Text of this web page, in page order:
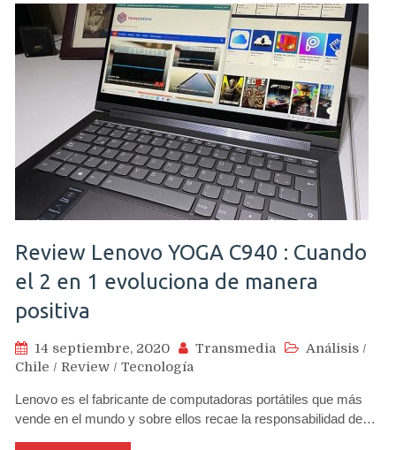
Review Lenovo YOGA C940 : Cuando
el 2 en 1 evoluciona de manera
positiva
14 septiembre, 2020 Transmedia Análisis /
Chile / Review / Tecnología
Lenovo es el fabricante de computadoras portátiles que más
vende en el mundo y sobre ellos recae la responsabilidad de…